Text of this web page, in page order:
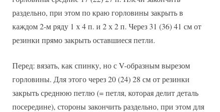
раздельно, при этом по краю горловины закрыть в
каждом 2-м ряду 1 х 4 п. и 2 х 2 п. Через 31 (36) 41 см от
резинки прямо закрыть оставшиеся петли.
Перед: вязать, как спинку, но с V-образным вырезом
горловины. Для этого через 20 (24) 28 см от резинки
закрыть среднюю петлю (= петля, которая делит деталь
посередине), стороны закончить раздельно, при этом для